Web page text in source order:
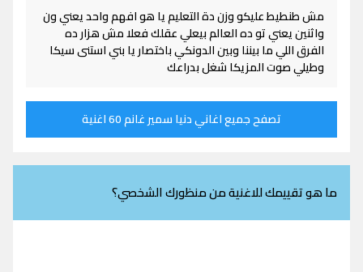
مش طنطيط عليكو وزن دة التعليم يا هو افهم واحد يعني ون
واثنين يعني تو ده العالم بيعلي عقلك فعلا مش هزار ده
الفرق اللي ما بيننا وبين الدونكي باختصار يا بني استنى سيكا
وطيلي صوت المزيكا شغل بدراعك
تصفح جميع اغاني دنيا سمير غانم 60 اغنية
ما هو تقييمك للاغنية من منظورك الشخصي؟